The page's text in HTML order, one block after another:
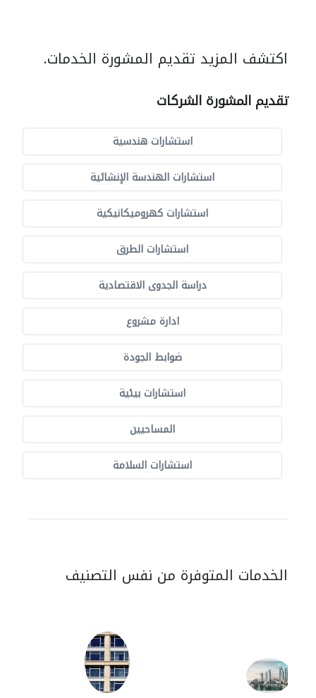
اكتشف المزيد تقديم المشورة الخدمات.
تقديم المشورة الشركات
استشارات هندسية
استشارات الهندسة الإنشائية
استشارات كهروميكانيكية
استشارات الطرق
دراسة الجدوى الاقتصادية
ادارة مشروع
ضوابط الجودة
استشارات بيئية
المساحيين
استشارات السلامة
الخدمات المتوفرة من نفس التصنيف